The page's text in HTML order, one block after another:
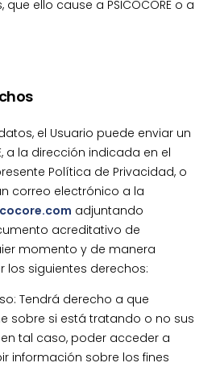
ello cause a PSICOCORE o a
el Usuario puede enviar un
a la dirección indicada en el
Política de Privacidad, o
correo electrónico a la
adjuntando
acreditativo de
momento y de manera
los siguientes derechos:
Tendrá derecho a que
sobre si está tratando o no sus
tal caso, poder acceder a
información sobre los fines